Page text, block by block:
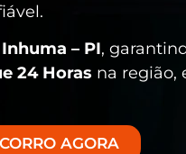
Inhuma – PI,
24 Horas na região,
AGORA